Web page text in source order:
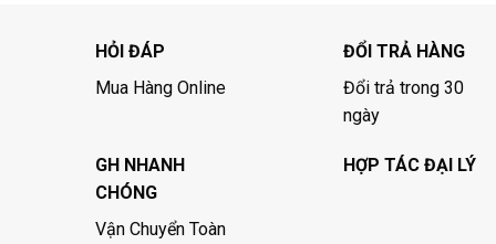
HỎI ĐÁP
Mua Hàng Online
ĐỔI TRẢ HÀNG
Đổi trả trong 30
ngày
GH NHANH
CHÓNG
Vận Chuyển Toàn
HỢP TÁC ĐẠI LÝ